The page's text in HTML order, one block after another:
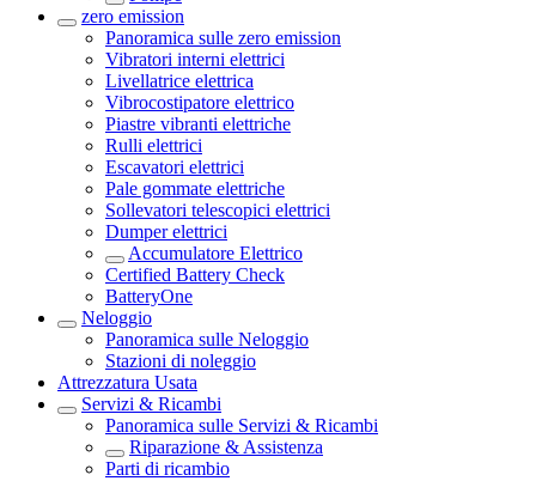
zero emission
Panoramica sulle zero emission
Vibratori interni elettrici
Livellatrice elettrica
Vibrocostipatore elettrico
Piastre vibranti elettriche
Rulli elettrici
Escavatori elettrici
Pale gommate elettriche
Sollevatori telescopici elettrici
Dumper elettrici
Accumulatore Elettrico
Certified Battery Check
BatteryOne
Neloggio
Panoramica sulle Neloggio
Stazioni di noleggio
Attrezzatura Usata
Servizi & Ricambi
Panoramica sulle Servizi & Ricambi
Riparazione & Assistenza
Parti di ricambio